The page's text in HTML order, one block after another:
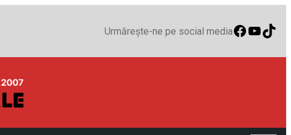
Urmărește-ne pe social media